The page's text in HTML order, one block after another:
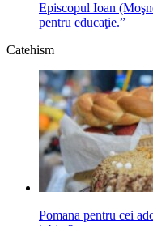
Episcopul Ioan
pentru educaţie.”
Catehism
Pomana pentru cei